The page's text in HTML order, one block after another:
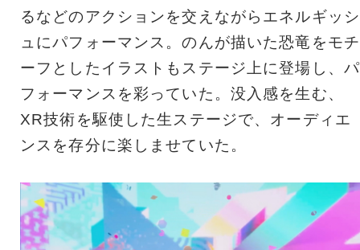
るなどのアクションを交えながらエネルギッシ
ュにパフォーマンス。のんが描いた恐竜をモチ
ーフとしたイラストもステージ上に登場し、パ
フォーマンスを彩っていた。没入感を生む、
XR技術を駆使した生ステージで、オーディエ
ンスを存分に楽しませていた。